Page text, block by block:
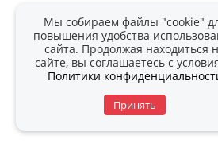
Мы собираем файлы "cookie"
повышения удобства
сайта. Продолжая находиться
сайте, вы соглашаетесь с
Политики
Принять